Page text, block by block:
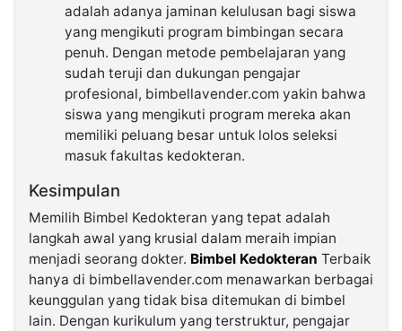
adalah adanya jaminan kelulusan bagi siswa
yang mengikuti program bimbingan secara
penuh. Dengan metode pembelajaran yang
sudah teruji dan dukungan pengajar
profesional, bimbellavender.com yakin bahwa
siswa yang mengikuti program mereka akan
memiliki peluang besar untuk lolos seleksi
masuk fakultas kedokteran.
Kesimpulan
Memilih Bimbel Kedokteran yang tepat adalah
langkah awal yang krusial dalam meraih impian
menjadi seorang dokter. Bimbel Kedokteran Terbaik
hanya di bimbellavender.com menawarkan berbagai
keunggulan yang tidak bisa ditemukan di bimbel
lain. Dengan kurikulum yang terstruktur, pengajar